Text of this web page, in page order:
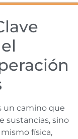
un camino que
sustancias, sino
física,